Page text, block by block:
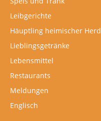
Leibgerichte
Häuptling heimischer Herd
Lieblingsgetränke
Lebensmittel
Restaurants
Meldungen
Englisch